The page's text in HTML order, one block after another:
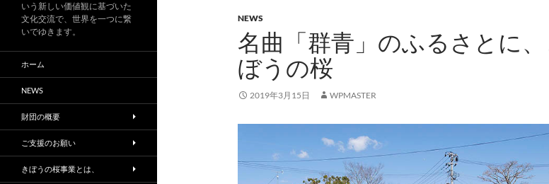
NEWS
名曲「群青」のふるさとに、
ぼうの桜
2019年3月15日 WPMASTER
いう新しい価値観に基づいた
文化交流で、世界を一つに繋
いでゆきます。
ホーム
NEWS
財団の概要
ご支援のお願い
きぼうの桜事業とは、